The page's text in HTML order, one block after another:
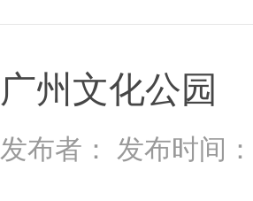
关于推荐广东园林学会专家库候选
关于公布2026年度广东园林学会研
关于2026年度广东园林学会研究项
广州文化公园
发布者： 发布时间